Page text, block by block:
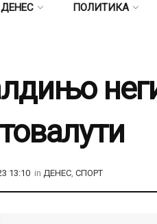
ДЕНЕС ПОЛИТИКА
13:10 in ДЕНЕС, СПОРТ